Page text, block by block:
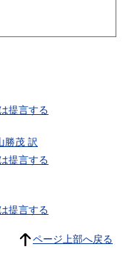
提言する
勝茂 訳
提言する
提言する
ページ上部へ戻る